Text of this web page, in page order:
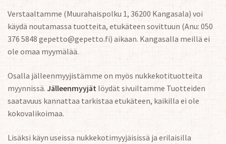
Verstaaltamme (Muurahaispolku 1, 36200 Kangasala) voi
käydä noutamassa tuotteita, etukäteen sovittuun (Anu: 050
376 5848 gepetto@gepetto.fi) aikaan. Kangasalla meillä ei
ole omaa myymälää.
Osalla jälleenmyyjistämme on myös nukkekotituotteita
myynnissä. Jälleenmyyjät löydät sivuiltamme Tuotteiden
saatavuus kannattaa tarkistaa etukäteen, kaikilla ei ole
kokovalikoimaa.
Lisäksi käyn useissa nukkekotimyyjäisissä ja erilaisilla